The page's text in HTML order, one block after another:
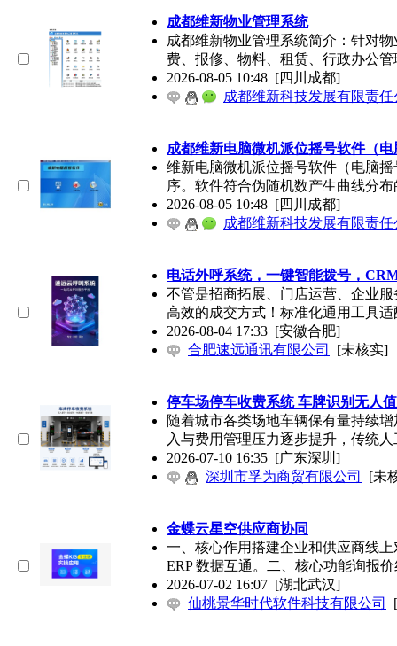
成都维新物业管理系统
成都维新物业管理系统简介：针对
费、报修、物料、租赁、行政办公
2026-08-05 10:48 [四川成都]
成都维新科技发展有限责任
成都维新电脑微机派位摇号软件（
维新电脑微机派位摇号软件（电脑
序。软件符合伪随机数产生曲线分
2026-08-05 10:48 [四川成都]
成都维新科技发展有限责任
电话外呼系统，一键智能拨号，
不管是招商拓展、门店运营、企业
高效的成交方式！标准化通用工具适
2026-08-04 17:33 [安徽合肥]
合肥速远通讯有限公司
[未核实]
停车场停车收费系统 车牌识别无人
随着城市各类场地车辆保有量持续
入与费用管理压力逐步提升，传统
2026-07-10 16:35 [广东深圳]
深圳市孚为商贸有限公司
[未
金蝶云星空供应商协同
一、核心作用搭建企业和供应商线
ERP 数据互通。二、核心功能询报
2026-07-02 16:07 [湖北武汉]
仙桃景华时代软件科技有限公司